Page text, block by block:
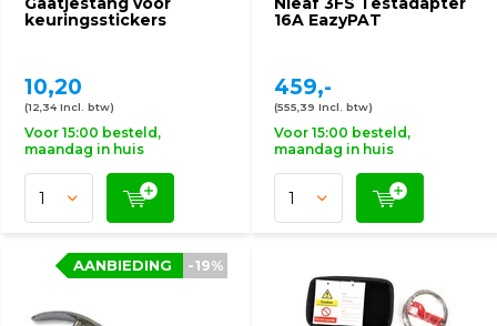
keuringsstickers
10,20
(12,34 Incl. btw)
Voor 15:00 besteld,
maandag in huis
16A EazyPAT
459,-
(555,39 Incl. btw)
Voor 15:00 besteld,
maandag in huis
-19%
AANBIEDING